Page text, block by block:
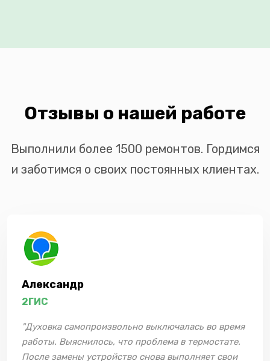
Отзывы о нашей работе
Выполнили более 1500 ремонтов. Гордимся
и заботимся о своих постоянных клиентах.
Александр
2ГИС
"Духовка самопроизвольно выключалась во время
работы. Выяснилось, что проблема в термостате.
После замены устройство снова выполняет свои